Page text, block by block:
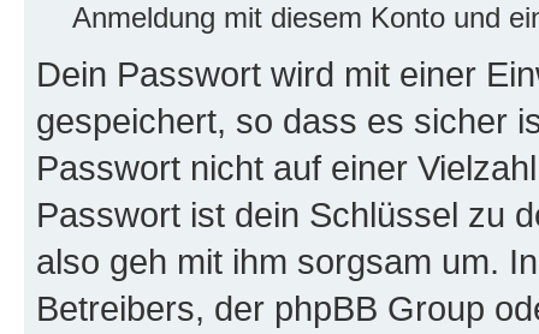
Anmeldung mit diesem Konto und
Dein Passwort wird mit einer
gespeichert, so dass es sicher
Passwort nicht auf einer
Passwort ist dein Schlüssel zu
also geh mit ihm sorgsam um.
Betreibers, der phpBB Group